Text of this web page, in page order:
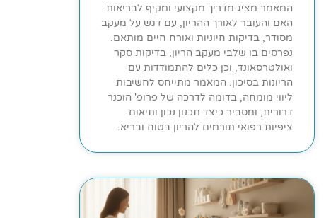
המאמר מציג מדריך מקצועי ומקיף לבריאות
האם והעובר לאורך ההריון, עם דגש על מעקב
מסודר, בדיקות חיוניות ואורח חיים מותאם.
נפרסים בו שלבי מעקב הריון, בדיקות סקר
ואולטרסאונד, וכן כלים להתמודדות עם
הריונות בסיכון. המאמר מתייחס לחשיבות
ליווי מומחה, בדומה לדרכה של פרופ' הוכנר
דרורית, ומסביר כיצד תכנון נכון ותיאום
ציפיות רפואי תורמים להריון בטוח ובריא.